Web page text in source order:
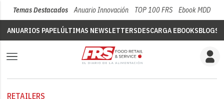
Temas Destacados Anuario Innovación TOP 100 FRS Ebook MDD
ANUARIOS PAPELÚLTIMAS NEWSLETTERSDESCARGA EBOOKSBLOGS
RETAILERS